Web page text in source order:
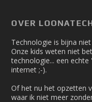
OVER
Technologie is bijna
Onze kids weten niet
technologie... een
internet ;-).
Of het nu het opzetten
waar ik niet meer